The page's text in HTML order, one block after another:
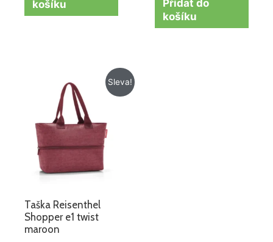
košíku
Přidat do
košíku
Sleva!
Taška Reisenthel
Shopper e1 twist
maroon
cena
byla:
715 Kč.
Aktuální
cena
575 Kč.